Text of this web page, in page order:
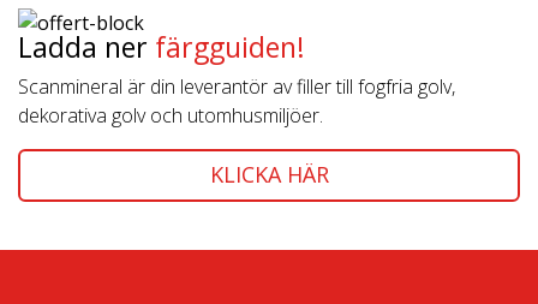
Ladda ner färgguiden!
Scanmineral är din leverantör av filler till fogfria golv,
dekorativa golv och utomhusmiljöer.
KLICKA HÄR